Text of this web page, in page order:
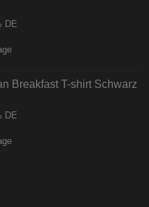
DE
Breakfast T-shirt Schwarz
DE